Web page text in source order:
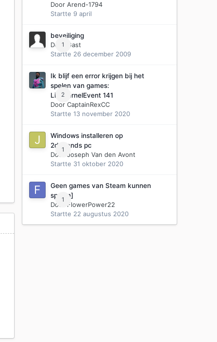
Door Arend-1794
Startte 9 april
1
beveiliging
Door Gast
Startte 26 december 2009
2
Ik blijf een error krijgen bij het
spelen van games:
LiveKernelEvent 141
Door CaptainRexCC
Startte 13 november 2020
1
Windows installeren op
2dehands pc
Door Joseph Van den Avont
Startte 31 oktober 2020
1
Geen games van Steam kunnen
spelen]
Door FlowerPower22
Startte 22 augustus 2020